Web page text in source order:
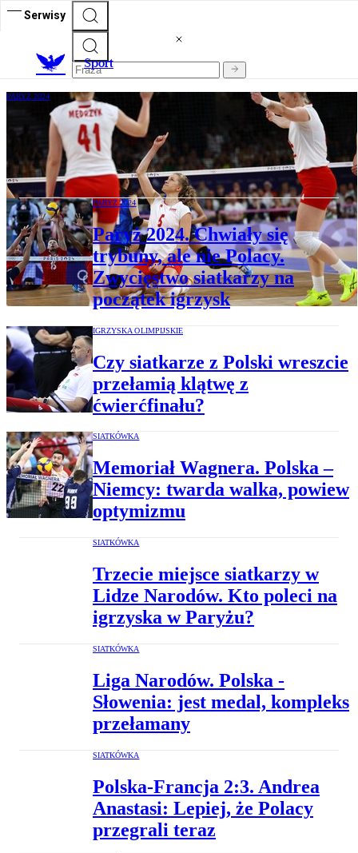
Serwisy
Sport
PARYŻ 2024
Paryż 2024. Siatkarki jak siatkarze.
Zwycięstwo i duży krok w stronę
ćwierćfinału
PARYŻ 2024
Paryż 2024. Chwiały się
trybuny, ale nie Polacy.
Zwycięstwo siatkarzy na
początek igrzysk
IGRZYSKA OLIMPIJSKIE
Czy siatkarze z Polski wreszcie
przełamią klątwę z
ćwierćfinału?
SIATKÓWKA
Memoriał Wagnera. Polska –
Niemcy: twarda walka, powiew
optymizmu
SIATKÓWKA
Trzecie miejsce siatkarzy w
Lidze Narodów. Kto poleci na
igrzyska w Paryżu?
SIATKÓWKA
Liga Narodów. Polska -
Słowenia: jest medal, kompleks
przełamany
SIATKÓWKA
Polska-Francja 2:3. Andrea
Anastasi: Lepiej, że Polacy
przegrali teraz